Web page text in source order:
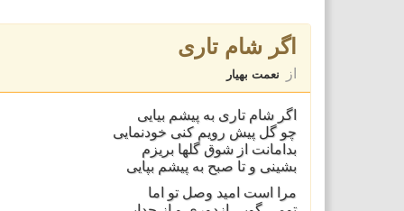
اگر شام تاری
از نعمت بهیار
اگر شام تاری به پیشم بیایی
چو گل پیش رویم کنی خودنمایی
بدامانت از شوق گلها بریزم
بشینی و تا صبح به پیشم بپایی
مرا است امید وصل تو اما